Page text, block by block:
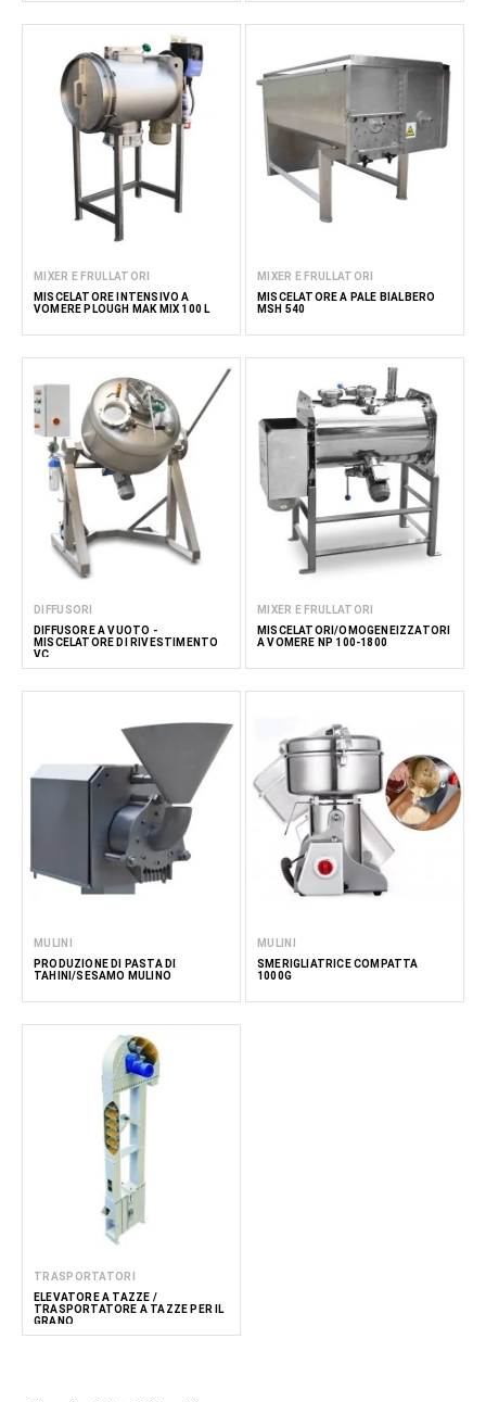
MIXER E FRULLATORI
MISCELATORE INTENSIVO A
VOMERE PLOUGH MAK MIX 100 L
MIXER E FRULLATORI
MISCELATORE A PALE BIALBERO
MSH 540
DIFFUSORI
DIFFUSORE A VUOTO -
MISCELATORE DI RIVESTIMENTO
VC
MIXER E FRULLATORI
MISCELATORI/OMOGENEIZZATORI
A VOMERE NP 100-1800
MULINI
PRODUZIONE DI PASTA DI
TAHINI/SESAMO MULINO
MULINI
SMERIGLIATRICE COMPATTA
1000G
TRASPORTATORI
ELEVATORE A TAZZE /
TRASPORTATORE A TAZZE PER IL
GRANO